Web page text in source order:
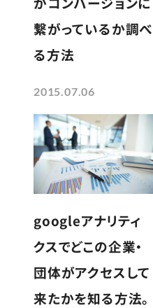
繋がっているか調べ
る方法
2015.07.06
googleアナリティ
クスでどこの企業・
団体がアクセスして
来たかを知る方法。